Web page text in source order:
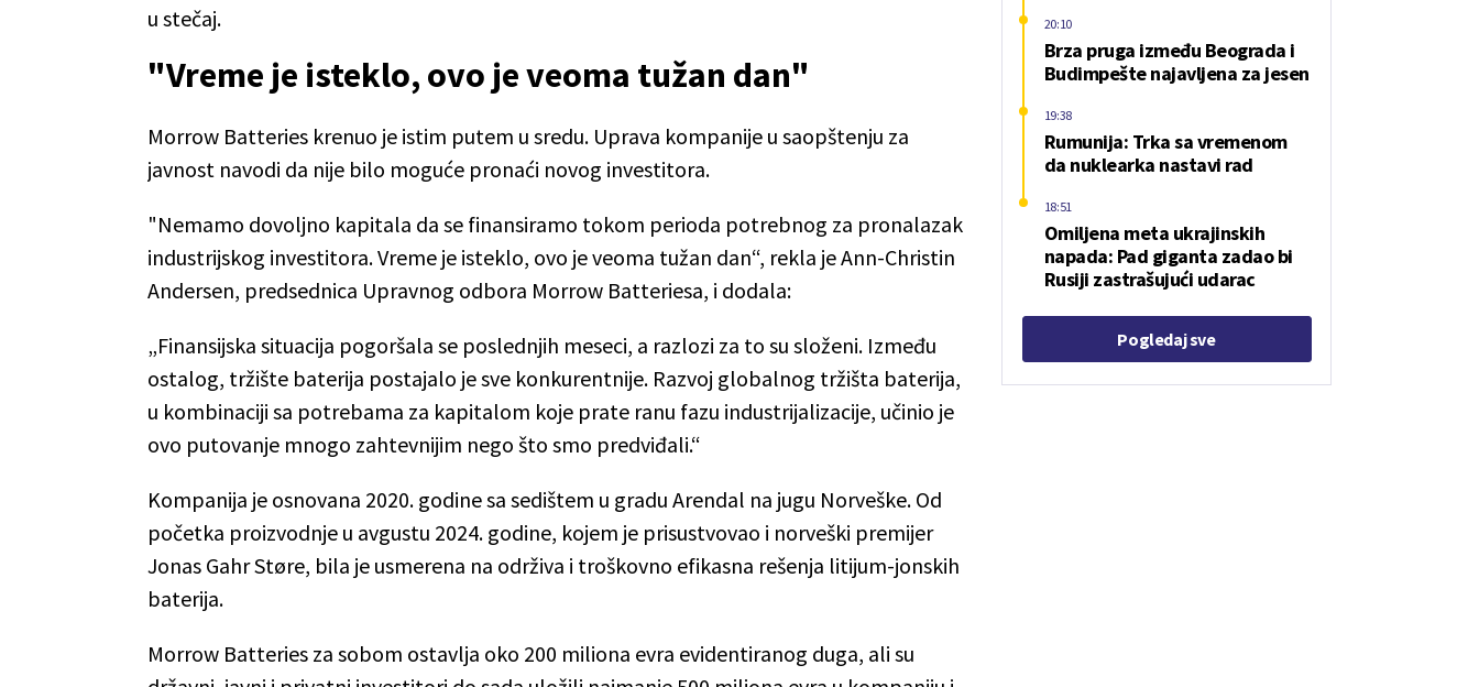
u stečaj.
"Vreme je isteklo, ovo je veoma tužan dan"
Morrow Batteries krenuo je istim putem u sredu. Uprava kompanije u saopštenju za
javnost navodi da nije bilo moguće pronaći novog investitora.
"Nemamo dovoljno kapitala da se finansiramo tokom perioda potrebnog za pronalazak
industrijskog investitora. Vreme je isteklo, ovo je veoma tužan dan“, rekla je Ann-Christin
Andersen, predsednica Upravnog odbora Morrow Batteriesa, i dodala:
„Finansijska situacija pogoršala se poslednjih meseci, a razlozi za to su složeni. Između
ostalog, tržište baterija postajalo je sve konkurentnije. Razvoj globalnog tržišta baterija,
u kombinaciji sa potrebama za kapitalom koje prate ranu fazu industrijalizacije, učinio je
ovo putovanje mnogo zahtevnijim nego što smo predviđali.“
Kompanija je osnovana 2020. godine sa sedištem u gradu Arendal na jugu Norveške. Od
početka proizvodnje u avgustu 2024. godine, kojem je prisustvovao i norveški premijer
Jonas Gahr Støre, bila je usmerena na održiva i troškovno efikasna rešenja litijum-jonskih
baterija.
Morrow Batteries za sobom ostavlja oko 200 miliona evra evidentiranog duga, ali su
Brza pruga između Beograda i
Budimpešte najavljena za jesen
20:10
Rumunija: Trka sa vremenom
da nuklearka nastavi rad
19:38
Omiljena meta ukrajinskih
napada: Pad giganta zadao bi
Rusiji zastrašujući udarac
18:51
Pogledaj sve